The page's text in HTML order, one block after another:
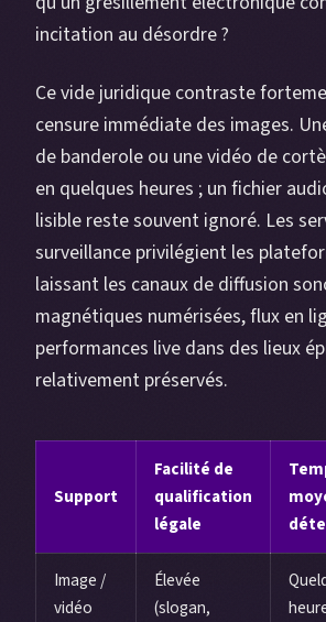
incitation au désordre ?
Ce vide juridique contraste
censure immédiate des images.
de banderole ou une vidéo de
en quelques heures ; un fichier
lisible reste souvent ignoré. Les
surveillance privilégient les
laissant les canaux de diffusion
magnétiques numérisées, flux en
performances live dans des lieux
relativement préservés.
Support
Facilité de
qualification
légale
Image /
vidéo
Élevée
(slogan,